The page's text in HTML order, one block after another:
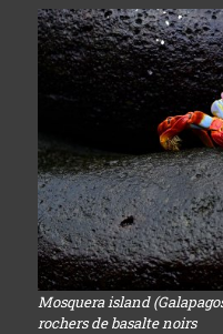
Mosquera island
rochers de basalte noirs